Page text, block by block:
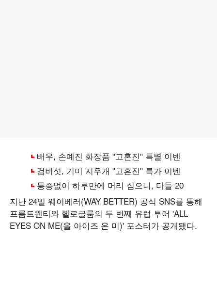
지난 24일 웨이베러(WAY BETTER) 공식 SNS를 통해
프롬트웬티와 헬로글룸의 두 번째 유럽 투어 'ALL
EYES ON ME(올 아이즈 온 미)' 포스터가 공개됐다.